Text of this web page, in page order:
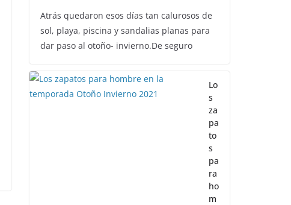
Atrás quedaron esos días tan calurosos de
sol, playa, piscina y sandalias planas para
dar paso al otoño- invierno.De seguro
Lo
s
za
pa
to
s
pa
ra
ho
m